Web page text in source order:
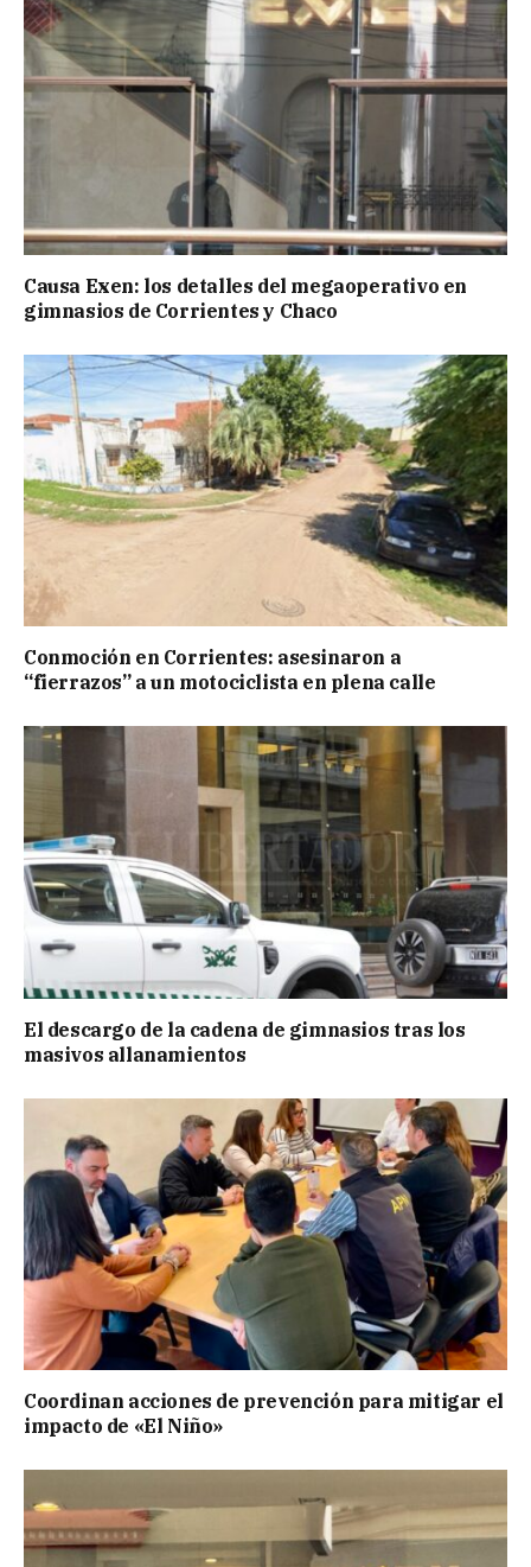
Causa Exen: los detalles del megaoperativo en
gimnasios de Corrientes y Chaco
Conmoción en Corrientes: asesinaron a
“fierrazos” a un motociclista en plena calle
El descargo de la cadena de gimnasios tras los
masivos allanamientos
Coordinan acciones de prevención para mitigar el
impacto de «El Niño»